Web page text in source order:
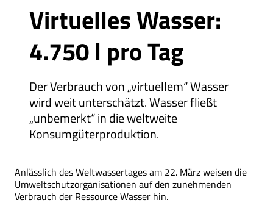
Virtuelles Wasser:
4.750 l pro Tag
Der Verbrauch von „virtuellem“ Wasser
wird weit unterschätzt. Wasser fließt
„unbemerkt“ in die weltweite
Konsumgüterproduktion.
Anlässlich des Weltwassertages am 22. März weisen die
Umweltschutzorganisationen auf den zunehmenden
Verbrauch der Ressource Wasser hin.